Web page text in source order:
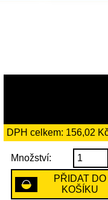
DPH celkem: 156,02
Množství:
PŘIDAT DO
KOŠÍKU